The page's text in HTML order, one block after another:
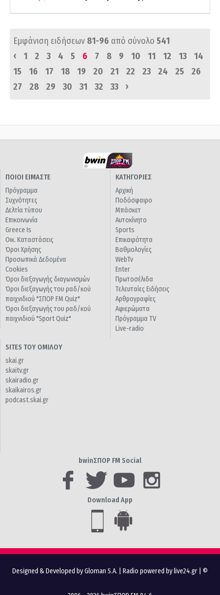
Εμφάνιση ειδήσεων 81-96 από σύνολο 541
‹
1 2 3 4 5 6 7 8 9 10 11 12 13
14
15
16 17 18 19 20 21 22 23 24 25
26
27
28 29 30 31 32 33 ›
ΠΟΙΟΙ ΕΙΜΑΣΤΕ
Πρόγραμμα
Συχνότητες
Δελτία τύπου
Επικοινωνία
Greece Is
Οικ. Καταστάσεις
Όροι Χρήσης
Προσωπικά Δεδομένα
Cookies
Όροι διεξαγωγής διαγωνισμών
Όροι διεξαγωγής του ραδ/κού
παιχνιδιού "ΣΠΟΡ FM Quiz"
Όροι διεξαγωγής του ραδ/κού
παιχνιδιού "Sport Quiz"
ΚΑΤΗΓΟΡΙΕΣ
Αρχική
Ποδόσφαιρο
Μπάσκετ
Αυτοκίνητο
Sports
Επικαιρότητα
Βαθμολογίες
WebTv
Enter
Πρωτοσέλιδα
Τελευταίες Ειδήσεις
Αρθρογραφίες
Αφιερώματα
Πρόγραμμα TV
Live-radio
SITES ΤΟΥ ΟΜΙΛΟΥ
skai.gr
skaitv.gr
skairadio.gr
skaikairos.gr
podcast.skai.gr
bwinΣΠΟΡ FM Social
Download App
Designed & Developed by Gloman S.A. Radio powered by live24.gr | ©